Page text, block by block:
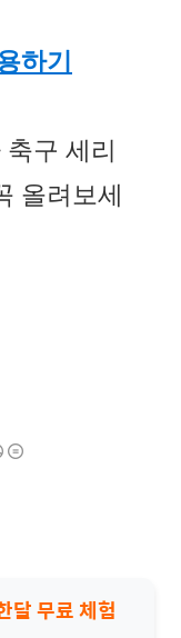
하기
구 세리
올려보세
달 무료 체험